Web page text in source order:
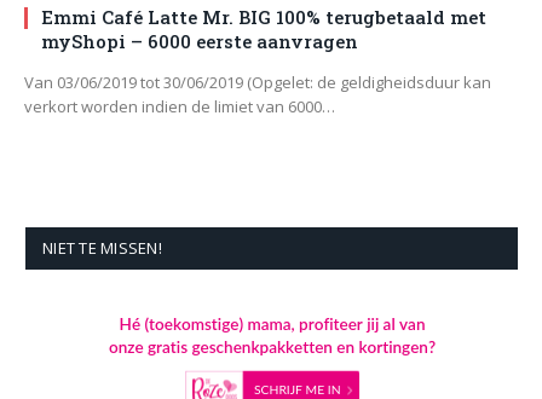
Emmi Café Latte Mr. BIG 100% terugbetaald met
myShopi – 6000 eerste aanvragen
Van 03/06/2019 tot 30/06/2019 (Opgelet: de geldigheidsduur kan
verkort worden indien de limiet van 6000…
NIET TE MISSEN!